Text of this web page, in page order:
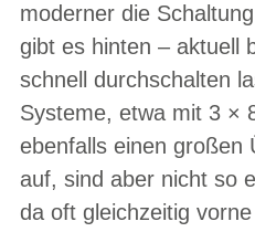
moderner die
gibt es hinten – aktuell
schnell durchschalten
Systeme, etwa mit 3 ×
ebenfalls einen großen
auf, sind aber nicht so
da oft gleichzeitig